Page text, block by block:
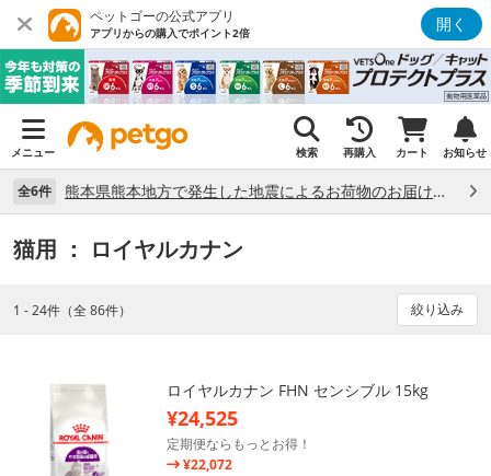
ペットゴーの公式アプリ
アプリからの購入でポイント2倍 開く
メニュー 検索 再購入 カート お知らせ
全6件 熊本県熊本地方で発生した地震によるお荷物のお届け状況について （7/28）
猫用 ： ロイヤルカナン
1 - 24件（全 86件） 絞り込み
ロイヤルカナン FHN センシブル 15kg
¥24,525
定期便ならもっとお得！
¥22,072